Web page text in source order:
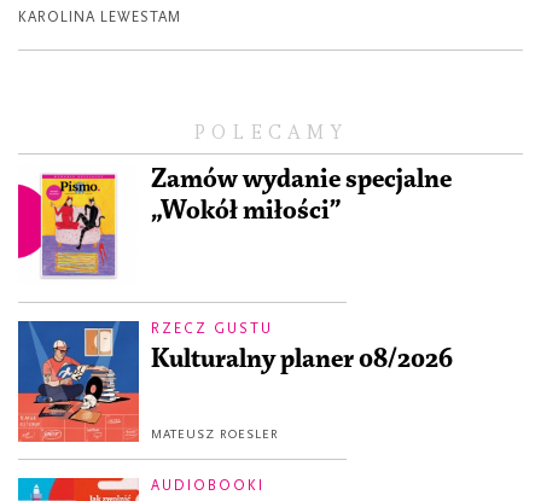
POLECAMY
Zamów wydanie specjalne
„Wokół miłości”
RZECZ GUSTU
Kulturalny planer 08/2026
MATEUSZ ROESLER
AUDIOBOOKI
KAROLINA LEWESTAM